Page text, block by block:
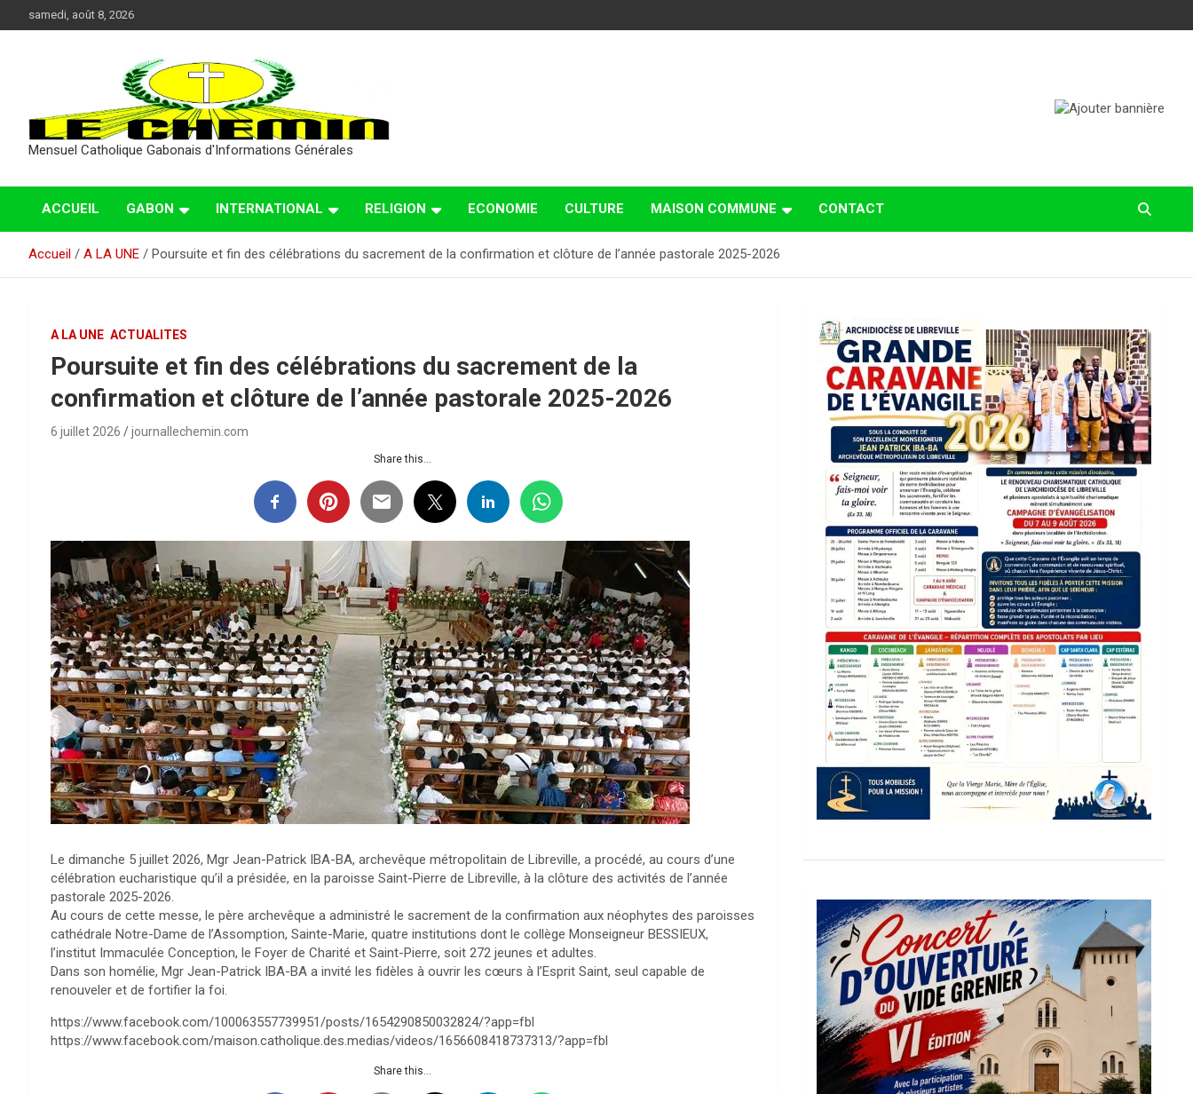
au
samedi, août 8, 2026
Mensuel Catholique Gabonais d'Informations Générales
ACCUEIL GABON INTERNATIONAL RELIGION ECONOMIE CULTURE MAISON COMMUNE CONTACT
Accueil A LA UNE Poursuite et fin des célébrations du sacrement de la confirmation et clôture de l’année pastorale 2025-2026
A LA UNE ACTUALITES
Poursuite et fin des célébrations du sacrement de la
confirmation et clôture de l’année pastorale 2025-2026
6 juillet 2026 journallechemin.com
Share this...
Le dimanche 5 juillet 2026, Mgr Jean-Patrick IBA-BA, archevêque métropolitain de Libreville, a procédé, au cours d’une
célébration eucharistique qu’il a présidée, en la paroisse Saint-Pierre de Libreville, à la clôture des activités de l’année
pastorale 2025-2026.
Au cours de cette messe, le père archevêque a administré le sacrement de la confirmation aux néophytes des paroisses
cathédrale Notre-Dame de l’Assomption, Sainte-Marie, quatre institutions dont le collège Monseigneur BESSIEUX,
l’institut Immaculée Conception, le Foyer de Charité et Saint-Pierre, soit 272 jeunes et adultes.
Dans son homélie, Mgr Jean-Patrick IBA-BA a invité les fidèles à ouvrir les cœurs à l’Esprit Saint, seul capable de
renouveler et de fortifier la foi.
https://www.facebook.com/100063557739951/posts/1654290850032824/?app=fbl
https://www.facebook.com/maison.catholique.des.medias/videos/1656608418737313/?app=fbl
Share this...